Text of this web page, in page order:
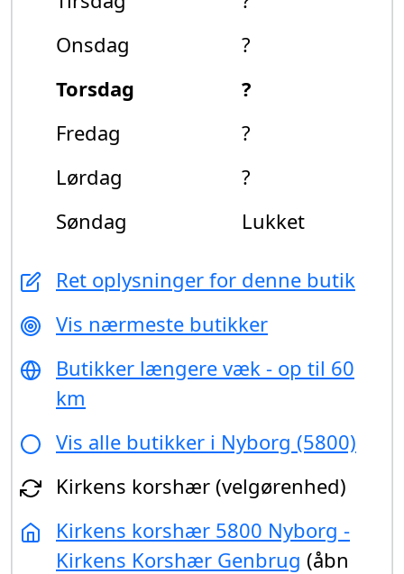
Onsdag
?
Torsdag
?
Fredag
?
Lørdag
?
Søndag
Lukket
Ret oplysninger for denne butik
Vis nærmeste butikker
Butikker længere væk - op til 60
km
Vis alle butikker i Nyborg (5800)
Kirkens korshær (velgørenhed)
Kirkens korshær 5800 Nyborg -
Kirkens Korshær Genbrug (åbn